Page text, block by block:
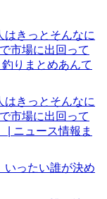
はきっとそんなに
市場に出回って
りまとめあんて
はきっとそんなに
市場に出回って
| ニュース情報ま
いったい誰が決め